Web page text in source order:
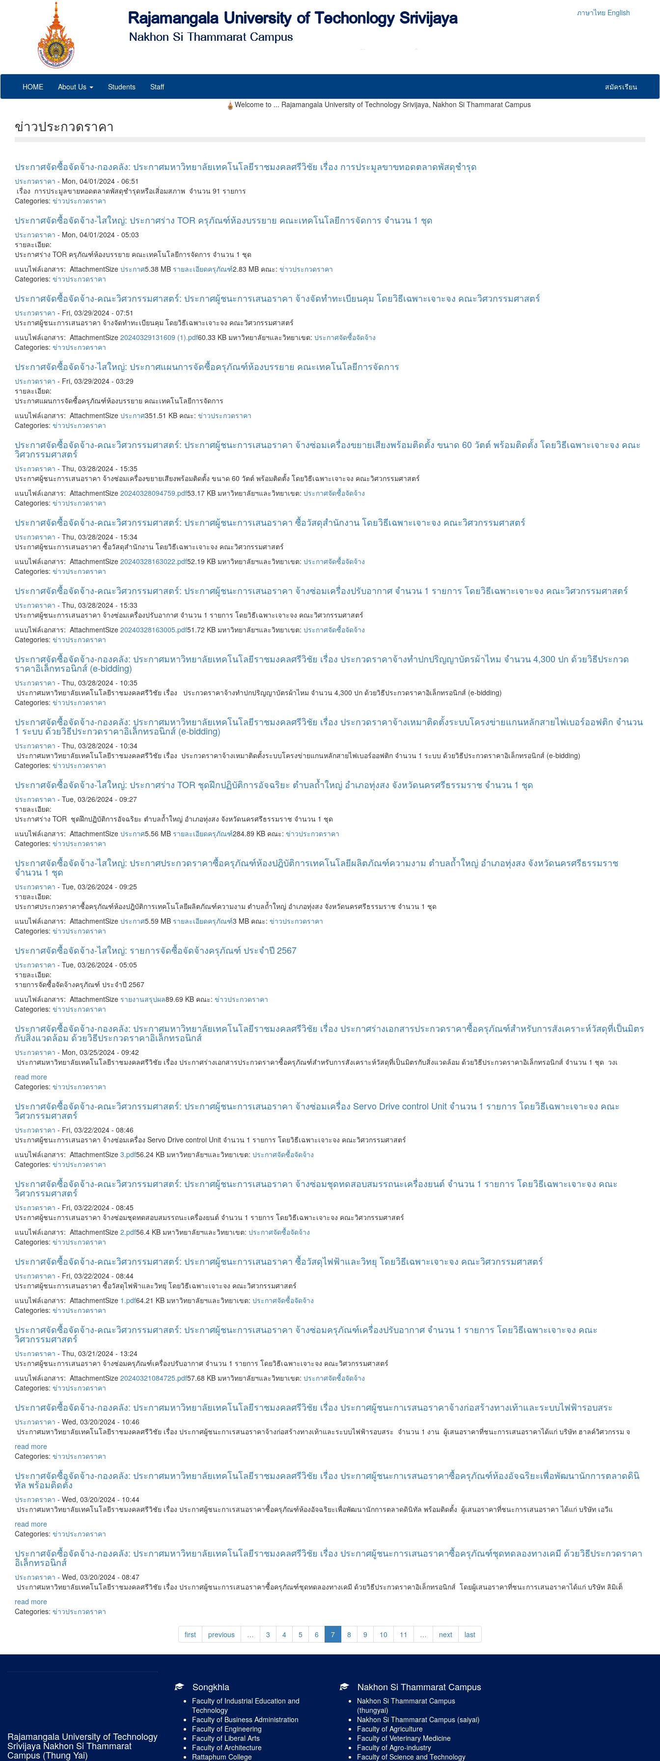
ภาษาไทย English
HOME About Us Students Staff
สมัครเรียน
Welcome to ... Rajamangala University of Technology Srivijaya, Nakhon Si Thammarat Campus
ข่าวประกวดราคา
ประกาศจัดซื้อจัดจ้าง-กองคลัง: ประกาศมหาวิทยาลัยเทคโนโลยีราชมงคลศรีวิชัย เรื่อง การประมูลขาขทอดตลาดพัสดุชำรุด
ประกวดราคา - Mon, 04/01/2024 - 06:51
เรื่อง การประมูลขายทอดตลาดพัสดุชำรุดหรือเสิ่อมสภาพ จำนวน 91 รายการ
Categories: ข่าวประกวดราคา
ประกาศจัดซื้อจัดจ้าง-ไสใหญ่: ประกาศร่าง TOR ครุภัณฑ์ห้องบรรยาย คณะเทคโนโลยีการจัดการ จำนวน 1 ชุด
ประกวดราคา - Mon, 04/01/2024 - 05:03
รายละเอียด:
ประกาศร่าง TOR ครุภัณฑ์ห้องบรรยาย คณะเทคโนโลยีการจัดการ จำนวน 1 ชุด
แนบไฟล์เอกสาร: AttachmentSize ประกาศ5.38 MB รายละเอียดครุภัณฑ์2.83 MB คณะ: ข่าวประกวดราคา
Categories: ข่าวประกวดราคา
ประกาศจัดซื้อจัดจ้าง-คณะวิศวกรรมศาสตร์: ประกาศผู้ชนะการเสนอราคา จ้างจัดทำทะเบียนคุม โดยวิธีเฉพาะเจาะจง คณะวิศวกรรมศาสตร์
ประกวดราคา - Fri, 03/29/2024 - 07:51
ประกาศผู้ชนะการเสนอราคา จ้างจัดทำทะเบียนคุม โดยวิธีเฉพาะเจาะจง คณะวิศวกรรมศาสตร์
แนบไฟล์เอกสาร: AttachmentSize 20240329131609 (1).pdf60.33 KB มหาวิทยาลัยฯและวิทยาเขต: ประกาศจัดซื้อจัดจ้าง
Categories: ข่าวประกวดราคา
ประกาศจัดซื้อจัดจ้าง-ไสใหญ่: ประกาศแผนการจัดซื้อครุภัณฑ์ห้องบรรยาย คณะเทคโนโลยีการจัดการ
ประกวดราคา - Fri, 03/29/2024 - 03:29
รายละเอียด:
ประกาศแผนการจัดซื้อครุภัณฑ์ห้องบรรยาย คณะเทคโนโลยีการจัดการ
แนบไฟล์เอกสาร: AttachmentSize ประกาศ351.51 KB คณะ: ข่าวประกวดราคา
Categories: ข่าวประกวดราคา
ประกาศจัดซื้อจัดจ้าง-คณะวิศวกรรมศาสตร์: ประกาศผู้ชนะการเสนอราคา จ้างซ่อมเครื่องขยายเสียงพร้อมติดตั้ง ขนาด 60 วัตต์ พร้อมติดตั้ง โดยวิธีเฉพาะเจาะจง คณะ
วิศวกรรมศาสตร์
ประกวดราคา - Thu, 03/28/2024 - 15:35
ประกาศผู้ชนะการเสนอราคา จ้างซ่อมเครื่องขยายเสียงพร้อมติดตั้ง ขนาด 60 วัตต์ พร้อมติดตั้ง โดยวิธีเฉพาะเจาะจง คณะวิศวกรรมศาสตร์
แนบไฟล์เอกสาร: AttachmentSize 20240328094759.pdf53.17 KB มหาวิทยาลัยฯและวิทยาเขต: ประกาศจัดซื้อจัดจ้าง
Categories: ข่าวประกวดราคา
ประกาศจัดซื้อจัดจ้าง-คณะวิศวกรรมศาสตร์: ประกาศผู้ชนะการเสนอราคา ซื้อวัสดุสำนักงาน โดยวิธีเฉพาะเจาะจง คณะวิศวกรรมศาสตร์
ประกวดราคา - Thu, 03/28/2024 - 15:34
ประกาศผู้ชนะการเสนอราคา ซื้อวัสดุสำนักงาน โดยวิธีเฉพาะเจาะจง คณะวิศวกรรมศาสตร์
แนบไฟล์เอกสาร: AttachmentSize 20240328163022.pdf52.19 KB มหาวิทยาลัยฯและวิทยาเขต: ประกาศจัดซื้อจัดจ้าง
Categories: ข่าวประกวดราคา
ประกาศจัดซื้อจัดจ้าง-คณะวิศวกรรมศาสตร์: ประกาศผู้ชนะการเสนอราคา จ้างซ่อมเครื่องปรับอากาศ จำนวน 1 รายการ โดยวิธีเฉพาะเจาะจง คณะวิศวกรรมศาสตร์
ประกวดราคา - Thu, 03/28/2024 - 15:33
ประกาศผู้ชนะการเสนอราคา จ้างซ่อมเครื่องปรับอากาศ จำนวน 1 รายการ โดยวิธีเฉพาะเจาะจง คณะวิศวกรรมศาสตร์
แนบไฟล์เอกสาร: AttachmentSize 20240328163005.pdf51.72 KB มหาวิทยาลัยฯและวิทยาเขต: ประกาศจัดซื้อจัดจ้าง
Categories: ข่าวประกวดราคา
ประกาศจัดซื้อจัดจ้าง-กองคลัง: ประกาศมหาวิทยาลัยเทคโนโลยีราชมงคลศรีวิชัย เรื่อง ประกวดราคาจ้างทำปกปริญญาบัตรผ้าไหม จำนวน 4,300 ปก ด้วยวิธีประกวด
ราคาอิเล็กทรอนิกส์ (e-bidding)
ประกวดราคา - Thu, 03/28/2024 - 10:35
ประกาศมหาวิทยาลัยเทคโนโลยีราชมงคลศรีวิชัย เรื่อง ประกวดราคาจ้างทำปกปริญญาบัตรผ้าไหม จำนวน 4,300 ปก ด้วยวิธีประกวดราคาอิเล็กทรอนิกส์ (e-bidding)
Categories: ข่าวประกวดราคา
ประกาศจัดซื้อจัดจ้าง-กองคลัง: ประกาศมหาวิทยาลัยเทคโนโลยีราชมงคลศรีวิชัย เรื่อง ประกวดราคาจ้างเหมาติดตั้งระบบโครงข่ายแกนหลักสายไฟเบอร์ออฟติก จำนวน
1 ระบบ ด้วยวิธีประกวดราคาอิเล็กทรอนิกส์ (e-bidding)
ประกวดราคา - Thu, 03/28/2024 - 10:34
ประกาศมหาวิทยาลัยเทคโนโลยีราชมงคลศรีวิชัย เรื่อง ประกวดราคาจ้างเหมาติดตั้งระบบโครงข่ายแกนหลักสายไฟเบอร์ออฟติก จำนวน 1 ระบบ ด้วยวิธีประกวดราคาอิเล็กทรอนิกส์ (e-bidding)
Categories: ข่าวประกวดราคา
ประกาศจัดซื้อจัดจ้าง-ไสใหญ่: ประกาศร่าง TOR ชุดฝึกปฏิบัติการอัจฉริยะ ตำบลถ้ำใหญ่ อำเภอทุ่งสง จังหวัดนครศรีธรรมราช จำนวน 1 ชุด
ประกวดราคา - Tue, 03/26/2024 - 09:27
รายละเอียด:
ประกาศร่าง TOR ชุดฝึกปฏิบัติการอัจฉริยะ ตำบลถ้ำใหญ่ อำเภอทุ่งสง จังหวัดนครศรีธรรมราช จำนวน 1 ชุด
แนบไฟล์เอกสาร: AttachmentSize ประกาศ5.56 MB รายละเอียดครุภัณฑ์284.89 KB คณะ: ข่าวประกวดราคา
Categories: ข่าวประกวดราคา
ประกาศจัดซื้อจัดจ้าง-ไสใหญ่: ประกาศประกวดราคาซื้อครุภัณฑ์ห้องปฎิบัติการเทคโนโลยีผลิตภัณฑ์ความงาม ตำบลถ้ำใหญ่ อำเภอทุ่งสง จังหวัดนครศรีธรรมราช
จำนวน 1 ชุด
ประกวดราคา - Tue, 03/26/2024 - 09:25
รายละเอียด:
ประกาศประกวดราคาซื้อครุภัณฑ์ห้องปฎิบัติการเทคโนโลยีผลิตภัณฑ์ความงาม ตำบลถ้ำใหญ่ อำเภอทุ่งสง จังหวัดนครศรีธรรมราช จำนวน 1 ชุด
แนบไฟล์เอกสาร: AttachmentSize ประกาศ5.59 MB รายละเอียดครุภัณฑ์3 MB คณะ: ข่าวประกวดราคา
Categories: ข่าวประกวดราคา
ประกาศจัดซื้อจัดจ้าง-ไสใหญ่: รายการจัดซื้อจัดจ้างครุภัณฑ์ ประจำปี 2567
ประกวดราคา - Tue, 03/26/2024 - 05:05
รายละเอียด:
รายการจัดซื้อจัดจ้างครุภัณฑ์ ประจำปี 2567
แนบไฟล์เอกสาร: AttachmentSize รายงานสรุปผล89.69 KB คณะ: ข่าวประกวดราคา
Categories: ข่าวประกวดราคา
ประกาศจัดซื้อจัดจ้าง-กองคลัง: ประกาศมหาวิทยาลัยเทคโนโลยีราชมงคลศรีวิชัย เรื่อง ประกาศร่างเอกสารประกวดราคาซื้อครุภัณฑ์สำหรับการสังเคราะห์วัสดุที่เป็นมิตร
กับสิ่งแวดล้อม ด้วยวิธีประกวดราคาอิเล็กทรอนิกส์
ประกวดราคา - Mon, 03/25/2024 - 09:42
ประกาศมหาวิทยาลัยเทคโนโลยีราชมงคลศรีวิชัย เรื่อง ประกาศร่างเอกสารประกวดราคาซื้อครุภัณฑ์สำหรับการสังเคราะห์วัสดุที่เป็นมิตรกับสิ่งแวดล้อม ด้วยวิธีประกวดราคาอิเล็กทรอนิกส์ จำนวน 1 ชุด วงเ
read more
Categories: ข่าวประกวดราคา
ประกาศจัดซื้อจัดจ้าง-คณะวิศวกรรมศาสตร์: ประกาศผู้ชนะการเสนอราคา จ้างซ่อมเครื่อง Servo Drive control Unit จำนวน 1 รายการ โดยวิธีเฉพาะเจาะจง คณะ
วิศวกรรมศาสตร์
ประกวดราคา - Fri, 03/22/2024 - 08:46
ประกาศผู้ชนะการเสนอราคา จ้างซ่อมเครื่อง Servo Drive control Unit จำนวน 1 รายการ โดยวิธีเฉพาะเจาะจง คณะวิศวกรรมศาสตร์
แนบไฟล์เอกสาร: AttachmentSize 3.pdf56.24 KB มหาวิทยาลัยฯและวิทยาเขต: ประกาศจัดซื้อจัดจ้าง
Categories: ข่าวประกวดราคา
ประกาศจัดซื้อจัดจ้าง-คณะวิศวกรรมศาสตร์: ประกาศผู้ชนะการเสนอราคา จ้างซ่อมชุดทดสอบสมรรถนะเครื่องยนต์ จำนวน 1 รายการ โดยวิธีเฉพาะเจาะจง คณะ
วิศวกรรมศาสตร์
ประกวดราคา - Fri, 03/22/2024 - 08:45
ประกาศผู้ชนะการเสนอราคา จ้างซ่อมชุดทดสอบสมรรถนะเครื่องยนต์ จำนวน 1 รายการ โดยวิธีเฉพาะเจาะจง คณะวิศวกรรมศาสตร์
แนบไฟล์เอกสาร: AttachmentSize 2.pdf56.4 KB มหาวิทยาลัยฯและวิทยาเขต: ประกาศจัดซื้อจัดจ้าง
Categories: ข่าวประกวดราคา
ประกาศจัดซื้อจัดจ้าง-คณะวิศวกรรมศาสตร์: ประกาศผู้ชนะการเสนอราคา ซื้อวัสดุไฟฟ้าและวิทยุ โดยวิธีเฉพาะเจาะจง คณะวิศวกรรมศาสตร์
ประกวดราคา - Fri, 03/22/2024 - 08:44
ประกาศผู้ชนะการเสนอราคา ซื้อวัสดุไฟฟ้าและวิทยุ โดยวิธีเฉพาะเจาะจง คณะวิศวกรรมศาสตร์
แนบไฟล์เอกสาร: AttachmentSize 1.pdf64.21 KB มหาวิทยาลัยฯและวิทยาเขต: ประกาศจัดซื้อจัดจ้าง
Categories: ข่าวประกวดราคา
ประกาศจัดซื้อจัดจ้าง-คณะวิศวกรรมศาสตร์: ประกาศผู้ชนะการเสนอราคา จ้างซ่อมครุภัณฑ์เครื่องปรับอากาศ จำนวน 1 รายการ โดยวิธีเฉพาะเจาะจง คณะ
วิศวกรรมศาสตร์
ประกวดราคา - Thu, 03/21/2024 - 13:24
ประกาศผู้ชนะการเสนอราคา จ้างซ่อมครุภัณฑ์เครื่องปรับอากาศ จำนวน 1 รายการ โดยวิธีเฉพาะเจาะจง คณะวิศวกรรมศาสตร์
แนบไฟล์เอกสาร: AttachmentSize 20240321084725.pdf57.68 KB มหาวิทยาลัยฯและวิทยาเขต: ประกาศจัดซื้อจัดจ้าง
Categories: ข่าวประกวดราคา
ประกาศจัดซื้อจัดจ้าง-กองคลัง: ประกาศมหาวิทยาลัยเทคโนโลยีราชมงคลศรีวิชัย เรื่อง ประกาศผู้ชนะกาเรสนอราคาจ้างก่อสร้างทางเท้าและระบบไฟฟ้ารอบสระ
ประกวดราคา - Wed, 03/20/2024 - 10:46
ประกาศมหาวิทยาลัยเทคโนโลยีราชมงคลศรีวิชัย เรื่อง ประกาศผู้ชนะกาเรสนอราคาจ้างก่อสร้างทางเท้าและระบบไฟฟ้ารอบสระ จำนวน 1 งาน ผู้เสนอราคาที่ชนะการเสนอราคาได้แก่ บริษัท ฮาลค์วิศวกรรม จ
read more
Categories: ข่าวประกวดราคา
ประกาศจัดซื้อจัดจ้าง-กองคลัง: ประกาศมหาวิทยาลัยเทคโนโลยีราชมงคลศรีวิชัย เรื่อง ประกาศผู้ชนะกาเรสนอราคาซื้อครุภัณฑ์ห้องอัจฉริยะเพื่อพัฒนานักการตลาดดินิ
ทัล พร้อมติดตั้ง
ประกวดราคา - Wed, 03/20/2024 - 10:44
ประกาศมหาวิทยาลัยเทคโนโลยีราชมงคลศรีวิชัย เรื่อง ประกาศผู้ชนะกาเรสนอราคาซื้อครุภัณฑ์ห้องอัจฉริยะเพื่อพัฒนานักการตลาดดินิทัล พร้อมติดตั้ง ผู้เสนอราคาที่ชนะการเสนอราคา ได้แก่ บริษัท เอวีแ
read more
Categories: ข่าวประกวดราคา
ประกาศจัดซื้อจัดจ้าง-กองคลัง: ประกาศมหาวิทยาลัยเทคโนโลยีราชมงคลศรีวิชัย เรื่อง ประกาศผู้ชนะการเสนอราคาซื้อครุภัณฑ์ชุดทดลองทางเคมี ด้วยวิธีประกวดราคา
อิเล็กทรอนิกส์
ประกวดราคา - Wed, 03/20/2024 - 08:47
ประกาศมหาวิทยาลัยเทคโนโลยีราชมงคลศรีวิชัย เรื่อง ประกาศผู้ชนะการเสนอราคาซื้อครุภัณฑ์ชุดทดลองทางเคมี ด้วยวิธีประกวดราคาอิเล็กทรอนิกส์ โดยผู้เสนอราคาที่ชนะการเสนอราคาได้แก่ บริษัท ลิมิเต็
read more
Categories: ข่าวประกวดราคา
first previous … 3 4 5 6 7 8 9 10 11 … next last
Rajamangala University of Technology
Srivijaya Nakhon Si Thammarat
Campus (Thung Yai)
Songkhla
Faculty of Industrial Education and
Technology
Faculty of Business Administration
Faculty of Engineering
Faculty of Liberal Arts
Faculty of Architecture
Rattaphum College
Nakhon Si Thammarat Campus
Nakhon Si Thammarat Campus
(thungyai)
Nakhon Si Thammarat Campus (saiyai)
Faculty of Agriculture
Faculty of Veterinary Medicine
Faculty of Agro-industry
Faculty of Science and Technology